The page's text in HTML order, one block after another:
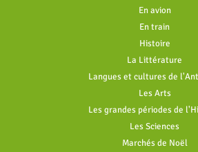
En avion
En train
Histoire
La Littérature
Langues et cultures de
Les Arts
Les grandes périodes de
Les Sciences
Marchés de Noël